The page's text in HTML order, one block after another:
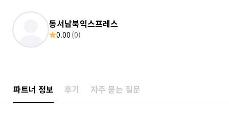
동서남북익스프레스
0.00 (0)
파트너 정보 후기 자주 묻는 질문